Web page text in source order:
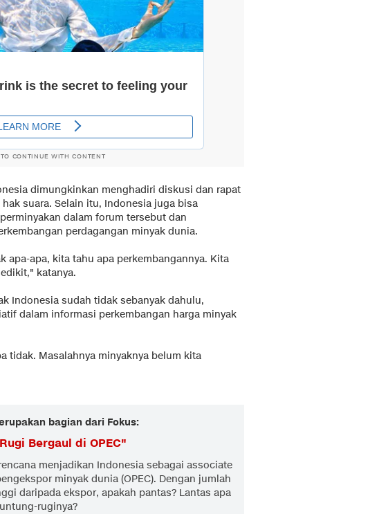
CONTINUE WITH CONTENT
dimungkinkan menghadiri diskusi dan rapat
suara. Selain itu, Indonesia juga bisa
dalam forum tersebut dan
perdagangan minyak dunia.
apa-apa, kita tahu apa perkembangannya. Kita
katanya.
Indonesia sudah tidak sebanyak dahulu,
dalam informasi perkembangan harga minyak
tidak. Masalahnya minyaknya belum kita
bagian dari Fokus:
Bergaul di OPEC"
menjadikan Indonesia sebagai associate
minyak dunia (OPEC). Dengan jumlah
daripada ekspor, apakah pantas? Lantas apa
untung-ruginya?